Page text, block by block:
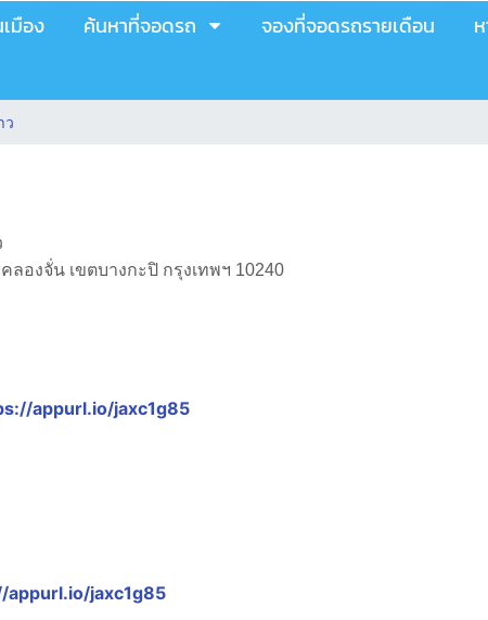
มือง ค้นหาที่จอดรถ จองที่จอดรถรายเดือน
ว
องจั่น เขตบางกะปิ กรุงเทพฯ 10240
appurl.io/jaxc1g85
appurl.io/jaxc1g85